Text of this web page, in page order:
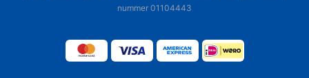
nummer 01104443